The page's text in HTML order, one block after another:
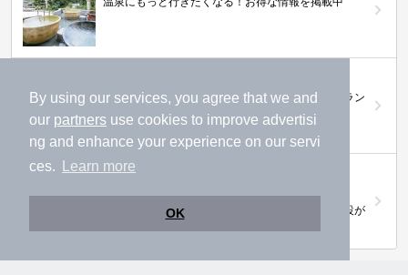
By using our services, you agree that we and
our partners use cookies to improve advertisi
ng and enhance your experience on our servi
ces.
Learn more
OK
温浴施設をお得に楽しめるサブスクリプションプラン
【ニフティライフスタイル株主優待のご案
株主優待制度で人気の温浴施設に行こう！対象施設が